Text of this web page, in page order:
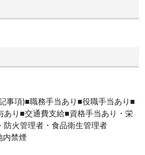
事項)■職務手当あり■役職手当あり■
あり■交通費支給■資格手当あり・栄
防火管理者・食品衛生管理者
内禁煙